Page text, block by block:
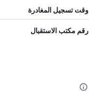
وقت تسجيل المغادرة
رقم مكتب الاستقبال